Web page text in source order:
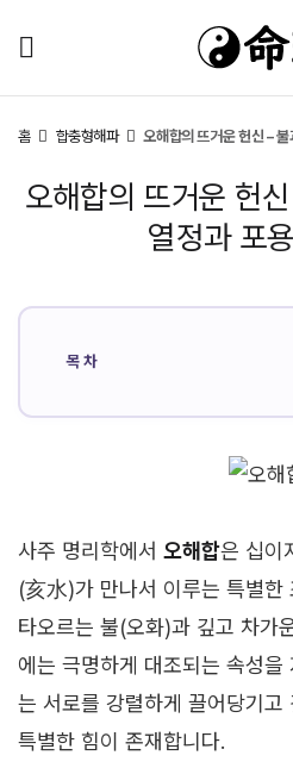
홈 합충형해파 오해합의 뜨거운 헌신 –
오해합의 뜨거운 헌
열정과 포
목차
사주 명리학에서 오해합은 십이
(亥水)가 만나서 이루는 특별한
타오르는 불(오화)과 깊고 차가
에는 극명하게 대조되는 속성을
는 서로를 강렬하게 끌어당기고
특별한 힘이 존재합니다.